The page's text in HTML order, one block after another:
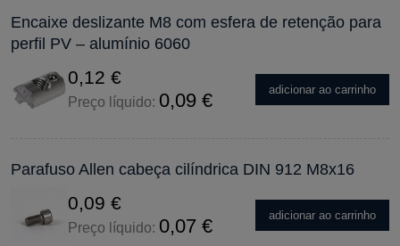
Encaixe deslizante M8 com esfera de retenção para
perfil PV – alumínio 6060
0,12 €
Preço líquido: 0,09 € adicionar ao carrinho
Parafuso Allen cabeça cilíndrica DIN 912 M8x16
0,09 €
Preço líquido: 0,07 € adicionar ao carrinho